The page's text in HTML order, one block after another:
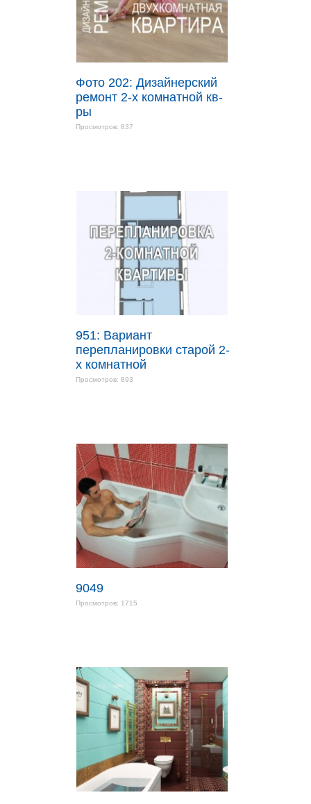
Фото 202: Дизайнерский
ремонт 2-х комнатной кв-
ры
Просмотров: 837
951: Вариант
перепланировки старой 2-
х комнатной
Просмотров: 893
9049
Просмотров: 1715